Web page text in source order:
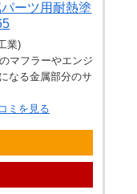
ーツ用耐熱塗
業)
マフラーやエンジ
なる金属部分のサ
ミを見る